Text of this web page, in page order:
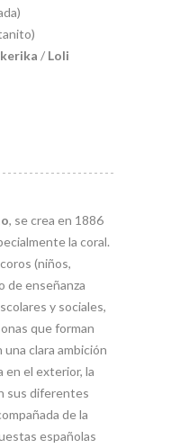
/ Loli
, se crea en 1886
la coral.
(niños,
de enseñanza
y sociales,
que forman
clara ambición
en el exterior, la
sus diferentes
de la
españolas